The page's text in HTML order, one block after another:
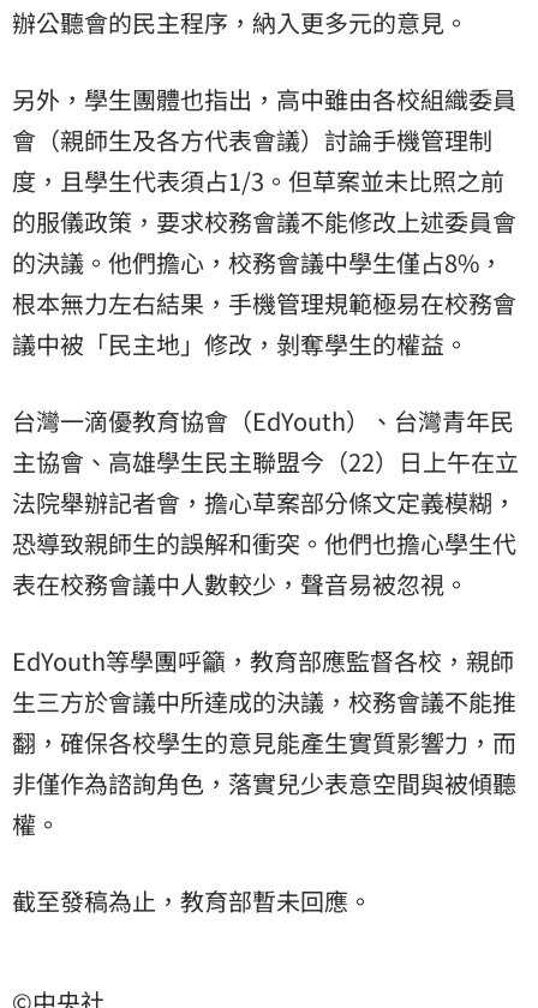
辦公聽會的民主程序，納入更多元的意見。
另外，學生團體也指出，高中雖由各校組織委員
會（親師生及各方代表會議）討論手機管理制
度，且學生代表須占1/3。但草案並未比照之前
的服儀政策，要求校務會議不能修改上述委員會
的決議。他們擔心，校務會議中學生僅占8%，
根本無力左右結果，手機管理規範極易在校務會
議中被「民主地」修改，剝奪學生的權益。
台灣一滴優教育協會（EdYouth）、台灣青年民
主協會、高雄學生民主聯盟今（22）日上午在立
法院舉辦記者會，擔心草案部分條文定義模糊，
恐導致親師生的誤解和衝突。他們也擔心學生代
表在校務會議中人數較少，聲音易被忽視。
EdYouth等學團呼籲，教育部應監督各校，親師
生三方於會議中所達成的決議，校務會議不能推
翻，確保各校學生的意見能產生實質影響力，而
非僅作為諮詢角色，落實兒少表意空間與被傾聽
權。
截至發稿為止，教育部暫未回應。
©中央社